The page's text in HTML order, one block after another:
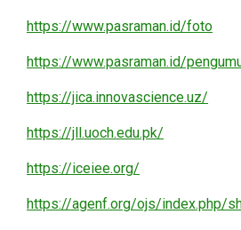
https://www.pasraman.id/foto
https://www.pasraman.id/
https://jica.innovascience.uz/
https://jll.uoch.edu.pk/
https://iceiee.org/
https://agenf.org/ojs/index.php/